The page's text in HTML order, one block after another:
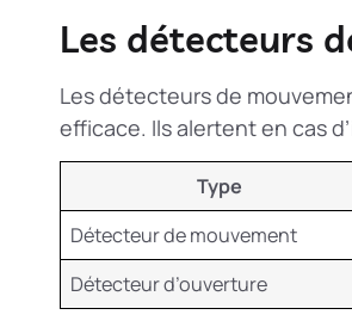
Les détecteurs
Les détecteurs de
efficace. Ils alertent en cas
Type
Détecteur de mouvement
Détecteur d’ouverture